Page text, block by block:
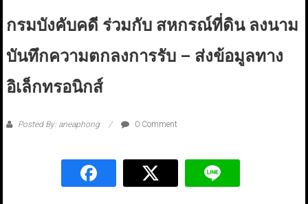
กรมบังคับคดี ร่วมกับ สหกรณ์ที่ดิน ลงนาม
บันทึกความตกลงการรับ – ส่งข้อมูลทาง
อิเล็กทรอนิกส์
Posted By: aneaphong 0 Comment